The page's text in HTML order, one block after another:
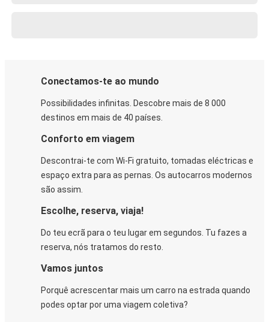
Conectamos-te ao mundo
Possibilidades infinitas. Descobre mais de 8 000
destinos em mais de 40 países.
Conforto em viagem
Descontrai-te com Wi-Fi gratuito, tomadas eléctricas e
espaço extra para as pernas. Os autocarros modernos
são assim.
Escolhe, reserva, viaja!
Do teu ecrã para o teu lugar em segundos. Tu fazes a
reserva, nós tratamos do resto.
Vamos juntos
Porquê acrescentar mais um carro na estrada quando
podes optar por uma viagem coletiva?